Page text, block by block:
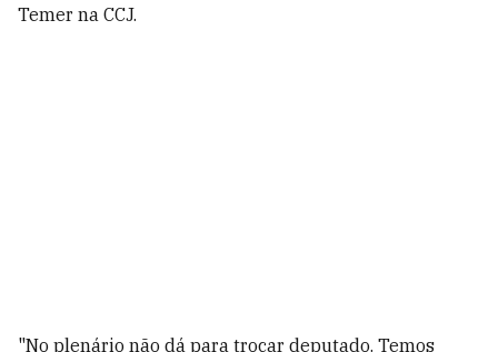
Temer na CCJ.
"No plenário não dá para trocar deputado. Temos